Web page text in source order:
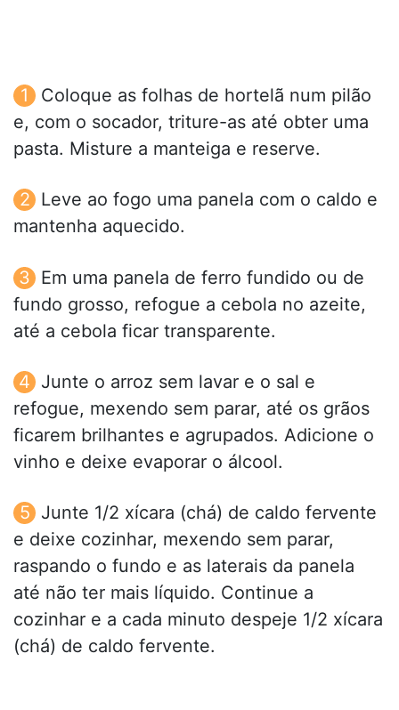
Coloque as folhas de hortelã num pilão
e, com o socador, triture-as até obter uma
pasta. Misture a manteiga e reserve.
Leve ao fogo uma panela com o caldo e
mantenha aquecido.
Em uma panela de ferro fundido ou de
fundo grosso, refogue a cebola no azeite,
até a cebola ficar transparente.
Junte o arroz sem lavar e o sal e
refogue, mexendo sem parar, até os grãos
ficarem brilhantes e agrupados. Adicione o
vinho e deixe evaporar o álcool.
Junte 1/2 xícara (chá) de caldo fervente
e deixe cozinhar, mexendo sem parar,
raspando o fundo e as laterais da panela
até não ter mais líquido. Continue a
cozinhar e a cada minuto despeje 1/2 xícara
(chá) de caldo fervente.